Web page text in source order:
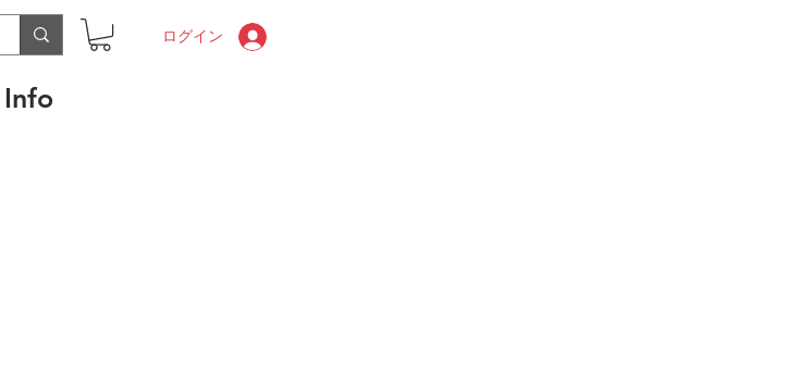
ログイン
Info